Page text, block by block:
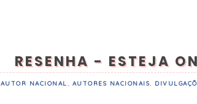
RESENHA - ESTEJA
AUTOR NACIONAL AUTORES NACIONAIS